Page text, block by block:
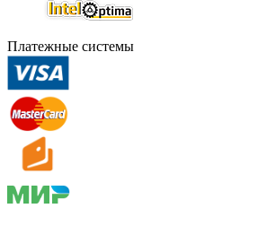
Платежные системы